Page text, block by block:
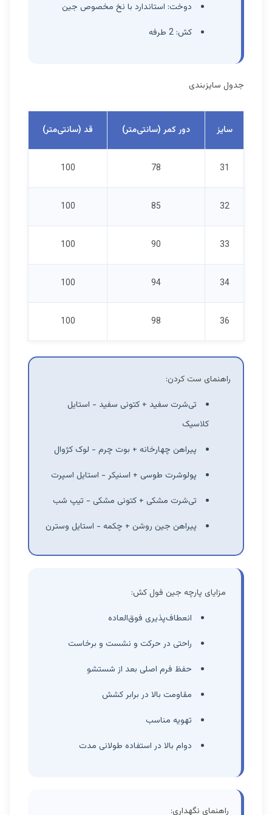
دوخت: استاندارد با نخ مخصوص جین
کش: 2 طرفه
جدول سایزبندی
سایز دور کمر (سانتی‌متر) قد (سانتی‌متر)
31
78
100
32
85
100
33
90
100
34
94
100
36
98
100
راهنمای ست کردن:
تی‌شرت سفید + کتونی سفید - استایل
کلاسیک
پیراهن چهارخانه + بوت چرم - لوک کژوال
پولوشرت طوسی + اسنیکر - استایل اسپرت
تی‌شرت مشکی + کتونی مشکی - تیپ شب
پیراهن جین روشن + چکمه - استایل وسترن
مزایای پارچه جین فول کش:
انعطاف‌پذیری فوق‌العاده
راحتی در حرکت و نشست و برخاست
حفظ فرم اصلی بعد از شستشو
مقاومت بالا در برابر کشش
تهویه مناسب
دوام بالا در استفاده طولانی مدت
راهنمای نگهداری: